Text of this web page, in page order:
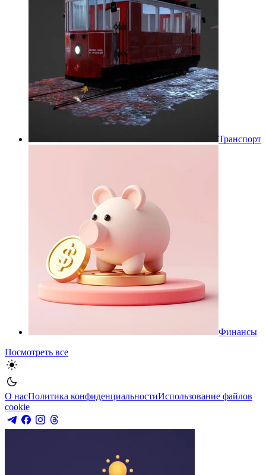
Транспорт
Финансы
Посмотреть все
О насПолитика конфиденциальностиИспользование файлов
cookie